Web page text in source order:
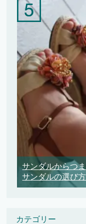
サンダルからつ
サンダルの選び方
カテゴリー